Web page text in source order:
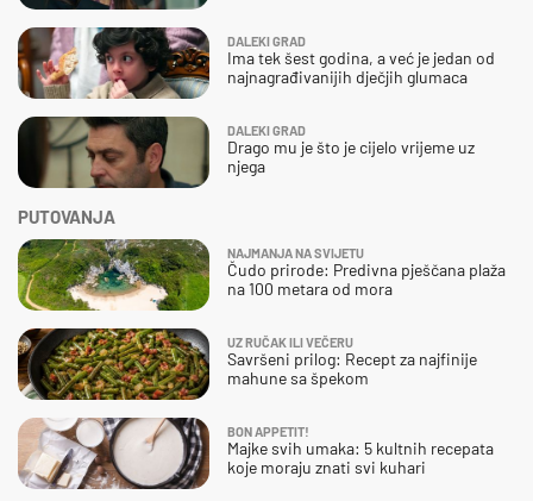
DALEKI GRAD
Ima tek šest godina, a već je jedan od
najnagrađivanijih dječjih glumaca
DALEKI GRAD
Drago mu je što je cijelo vrijeme uz
njega
PUTOVANJA
NAJMANJA NA SVIJETU
Čudo prirode: Predivna pješčana plaža
na 100 metara od mora
UZ RUČAK ILI VEČERU
Savršeni prilog: Recept za najfinije
mahune sa špekom
BON APPETIT!
Majke svih umaka: 5 kultnih recepata
koje moraju znati svi kuhari